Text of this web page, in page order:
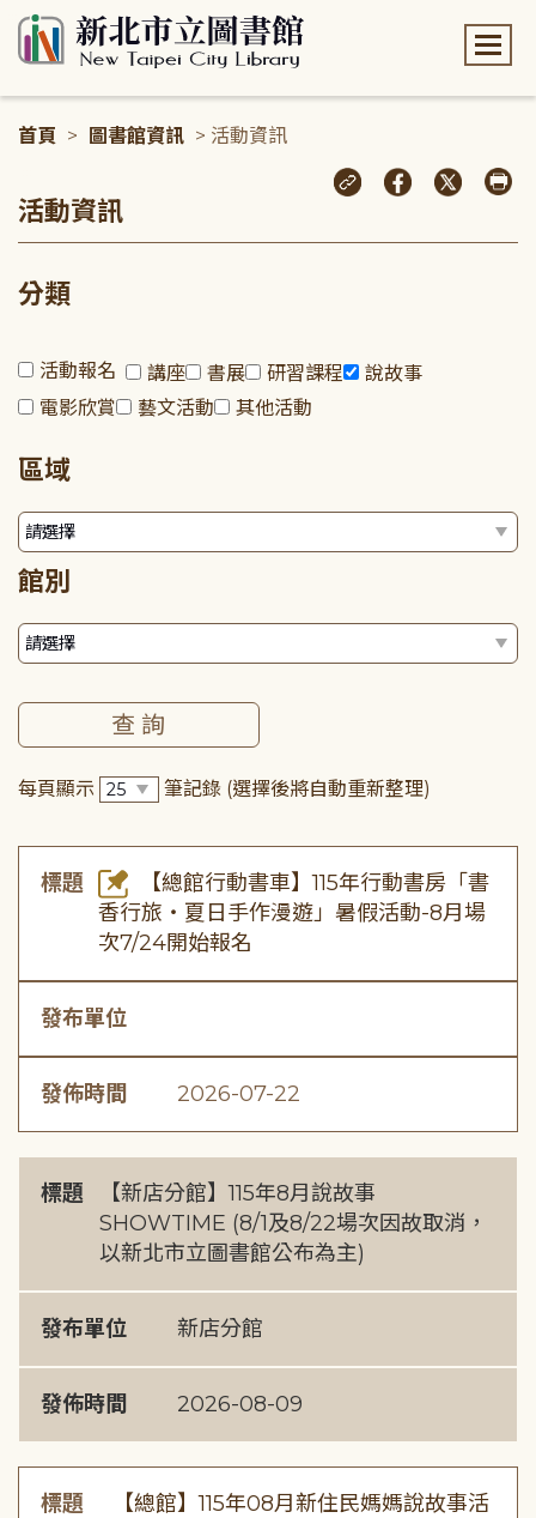
首頁 > 圖書館資訊 > 活動資訊
活動資訊
分類
活動報名 講座 書展 研習課程
說故事
電影欣賞
藝文活動 其他活動
區域
館別
每頁顯示 筆記錄 (選擇後將自動重新整理)
標題
【總館行動書車】115年行動書房「書
香行旅・夏日手作漫遊」暑假活動-8月場
次7/24開始報名
發布單位
發佈時間 2026-07-22
標題
【新店分館】115年8月說故事
SHOWTIME (8/1及8/22場次因故取消，
以新北市立圖書館公布為主)
發布單位 新店分館
發佈時間 2026-08-09
標題
【總館】115年08月新住民媽媽說故事活